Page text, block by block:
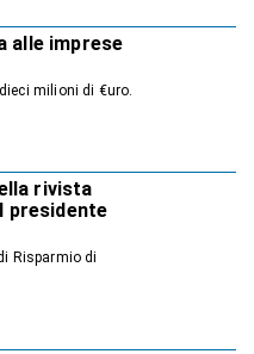
alle imprese
milioni di €uro.
rivista
presidente
Risparmio di